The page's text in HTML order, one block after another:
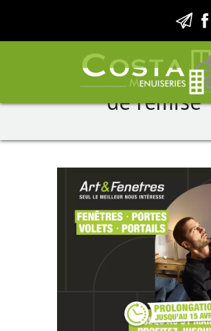
Prolongation:
de remise